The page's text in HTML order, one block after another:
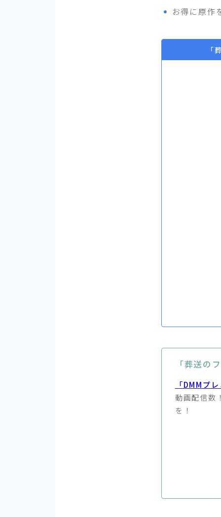
お得に原作
「
「葬送の
「DMMプ
動画配信数
を！